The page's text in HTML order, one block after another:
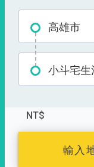
高雄市
小斗宅生
NT$
輸入